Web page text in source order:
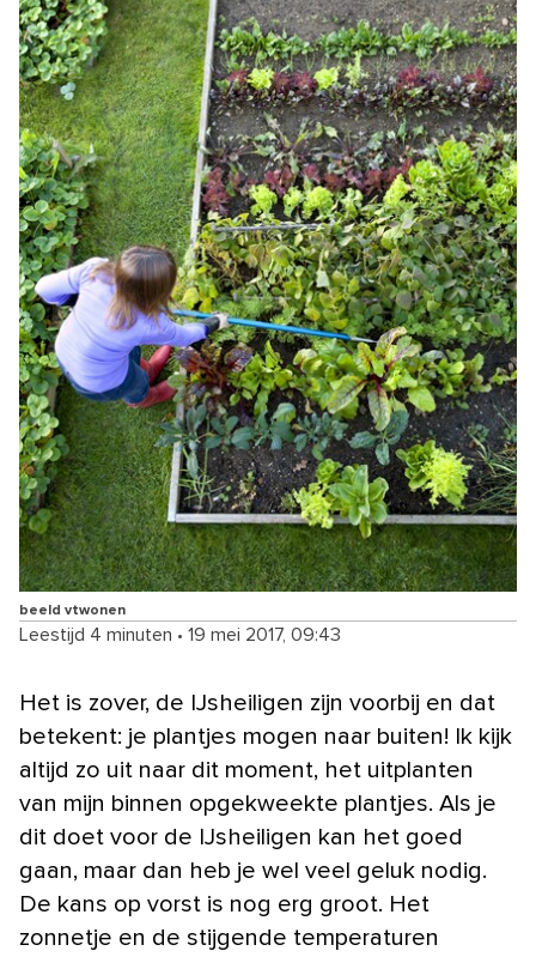
beeld vtwonen
Leestijd 4 minuten • 19 mei 2017, 09:43
Het is zover, de IJsheiligen zijn voorbij en dat
betekent: je plantjes mogen naar buiten! Ik kijk
altijd zo uit naar dit moment, het uitplanten
van mijn binnen opgekweekte plantjes. Als je
dit doet voor de IJsheiligen kan het goed
gaan, maar dan heb je wel veel geluk nodig.
De kans op vorst is nog erg groot. Het
zonnetje en de stijgende temperaturen